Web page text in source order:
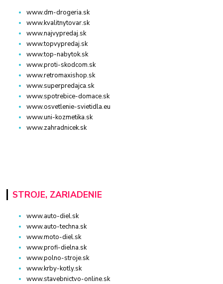
www.dm-drogeria.sk
www.kvalitnytovar.sk
www.najvypredaj.sk
www.topvypredaj.sk
www.top-nabytok.sk
www.proti-skodcom.sk
www.retromaxishop.sk
www.superpredajca.sk
www.spotrebice-domace.sk
www.osvetlenie-svietidla.eu
www.uni-kozmetika.sk
www.zahradnicek.sk
STROJE, ZARIADENIE
www.auto-diel.sk
www.auto-techna.sk
www.moto-diel.sk
www.profi-dielna.sk
www.polno-stroje.sk
www.krby-kotly.sk
www.stavebnictvo-online.sk